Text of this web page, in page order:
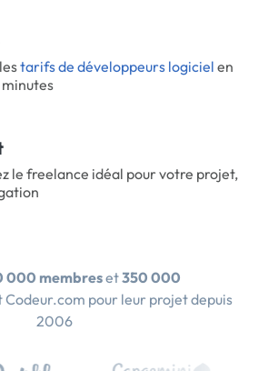
tarifs de développeurs logiciel en
le freelance idéal pour votre projet,
000 membreset350 000
Codeur.com pour leur projet depuis
2006